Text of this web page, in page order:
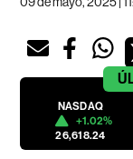
NASDAQ
+1.02%
26,618.24